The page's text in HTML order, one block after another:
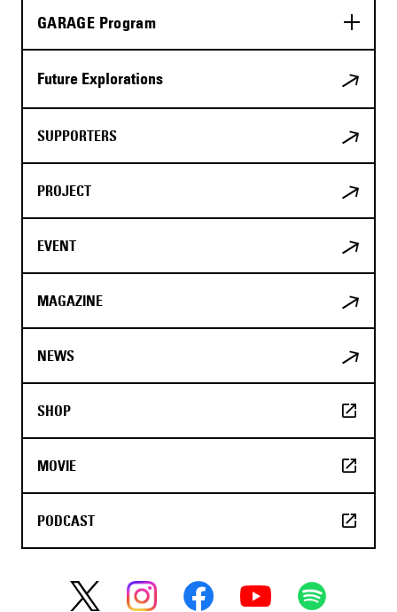
GARAGE Program
Future Explorations
SUPPORTERS
PROJECT
EVENT
MAGAZINE
NEWS
SHOP
MOVIE
PODCAST